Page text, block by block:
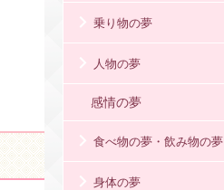
乗り物の夢
人物の夢
感情の夢
食べ物の夢・飲み物の夢
身体の夢